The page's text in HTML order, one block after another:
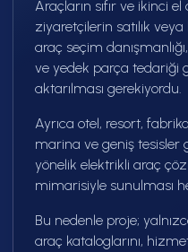
Araçların sıfır ve ikinci el
ziyaretçilerin satılık veya
araç seçim
ve yedek parça tedariği
aktarılması gerekiyordu.
Ayrıca otel, resort,
marina ve geniş tesisler
yönelik elektrikli araç
mimarisiyle sunulması
Bu nedenle proje;
araç kataloglarını,